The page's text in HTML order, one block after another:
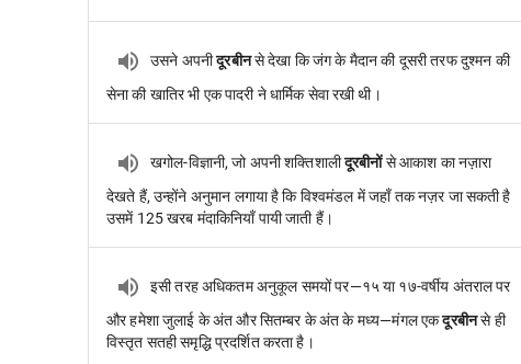
उसने अपनीदूरबीनसे देखा कि जंग के मैदान की दूसरी तरफ दुश्मन की
सेना की खातिर भी एक पादरी ने धार्मिक सेवा रखी थी।
खगोल-विज्ञानी, जो अपनी शक्तिशालीदूरबीनोंसे आकाश का नज़ारा
देखते हैं, उन्होंने अनुमान लगाया है कि विश्वमंडल में जहाँ तक नज़र जा सकती है
उसमें 125 खरब मंदाकिनियाँ पायी जाती हैं।
इसी तरह अधिकतम अनुकूल समयों पर—१५ या १७-वर्षीय अंतराल पर
और हमेशा जुलाई के अंत और सितम्बर के अंत के मध्य—मंगल एकदूरबीनसे ही
विस्तृत सतही समृद्धि प्रदर्शित करता है।